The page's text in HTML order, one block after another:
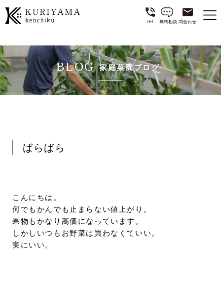
TEL 無料相談 問合わせ
BLOG 家庭菜園ブログ
ばらばら
こんにちは。
何でもかんでも止まらない値上がり。
果物もかなり高価になっています。
しかしいつもお野菜は買わなくていい。
実にいい。